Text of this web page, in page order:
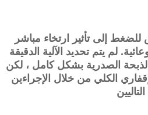
إلى تأثير ارتخاء مباشر
لم يتم تحديد الآلية الدقيقة
الذبحة الصدرية بشكل كامل ، لكن
الكلي من خلال الإجراءين
التاليين